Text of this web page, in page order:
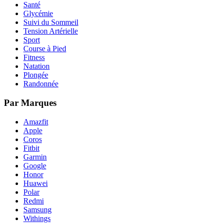
Santé
Glycémie
Suivi du Sommeil
Tension Artérielle
Sport
Course à Pied
Fitness
Natation
Plongée
Randonnée
Par Marques
Amazfit
Apple
Coros
Fitbit
Garmin
Google
Honor
Huawei
Polar
Redmi
Samsung
Withings